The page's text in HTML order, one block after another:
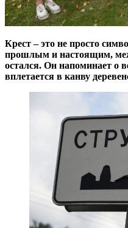
Крест – это не просто
прошлым и настоящим,
остался. Он напоминает о
вплетается в канву